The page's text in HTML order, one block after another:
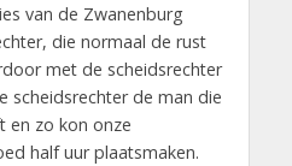
van de Zwanenburg
die normaal de rust
met de scheidsrechter
scheidsrechter de man die
en zo kon onze
half uur plaatsmaken.